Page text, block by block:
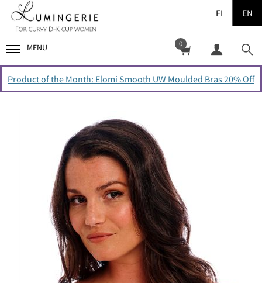
FI EN
MENU 0
Product of the Month: Elomi Smooth UW Moulded Bras 20% Off